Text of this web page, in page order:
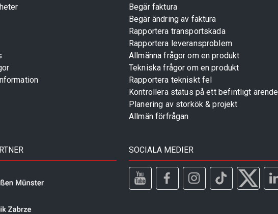
Begär faktura
Begär ändring av faktura
Rapportera transportskada
Rapportera leveransproblem
Allmänna frågor om en produkt
Tekniska frågor om en produkt
Rapportera tekniskt fel
Kontrollera status på ett befintligt ärende
Planering av storkök & projekt
Allmän förfrågan
SOCIALA MEDIER